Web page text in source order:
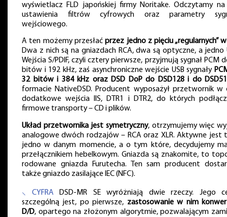
wyświetlacz FLD japońskiej firmy Noritake. Odczytamy
ustawienia filtrów cyfrowych oraz parametry
wejściowego.
A ten możemy przesłaćprzez jedno z pięciu „regularnych”
Dwa z nich są na gniazdach RCA, dwa są optyczne, a jedno
Wejścia S/PDIF, czyli cztery pierwsze, przyjmują sygnał PCM
bitów i 192 kHz, zaś asynchroniczne wejście USB sygnały
32 bitów i 384 kHz oraz DSD DoP do DSD128 i do
formacie NativeDSD. Producent wyposażył przetwornik w
dodatkowe wejścia IIS, DTR1 i DTR2, do których
firmowe transporty – CD i plików.
Układ przetwornika jest symetryczny, otrzymujemy więc
analogowe dwóch rodzajów – RCA oraz XLR. Aktywne jest
jedno w danym momencie, a o tym które, decydujemy
przełącznikiem hebelkowym. Gniazda są znakomite, to
rodowane gniazda Furutecha. Ten sam producent
także gniazdo zasilające IEC (NFC).
⸜ CYFRA DSD-MR SE wyróżniają dwie rzeczy. Jego
szczególną jest, po pierwsze, zastosowanie w nim
D/D, opartego na złożonym algorytmie, pozwalającym